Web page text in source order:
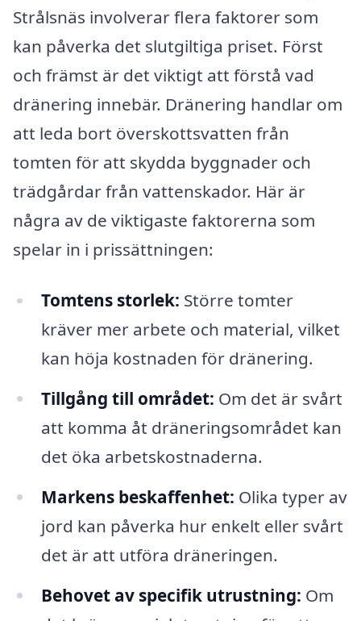
Strålsnäs involverar flera faktorer som
kan påverka det slutgiltiga priset. Först
och främst är det viktigt att förstå vad
dränering innebär. Dränering handlar om
att leda bort överskottsvatten från
tomten för att skydda byggnader och
trädgårdar från vattenskador. Här är
några av de viktigaste faktorerna som
spelar in i prissättningen:
Tomtens storlek: Större tomter
kräver mer arbete och material, vilket
kan höja kostnaden för dränering.
Tillgång till området: Om det är svårt
att komma åt dräneringsområdet kan
det öka arbetskostnaderna.
Markens beskaffenhet: Olika typer av
jord kan påverka hur enkelt eller svårt
det är att utföra dräneringen.
Behovet av specifik utrustning: Om